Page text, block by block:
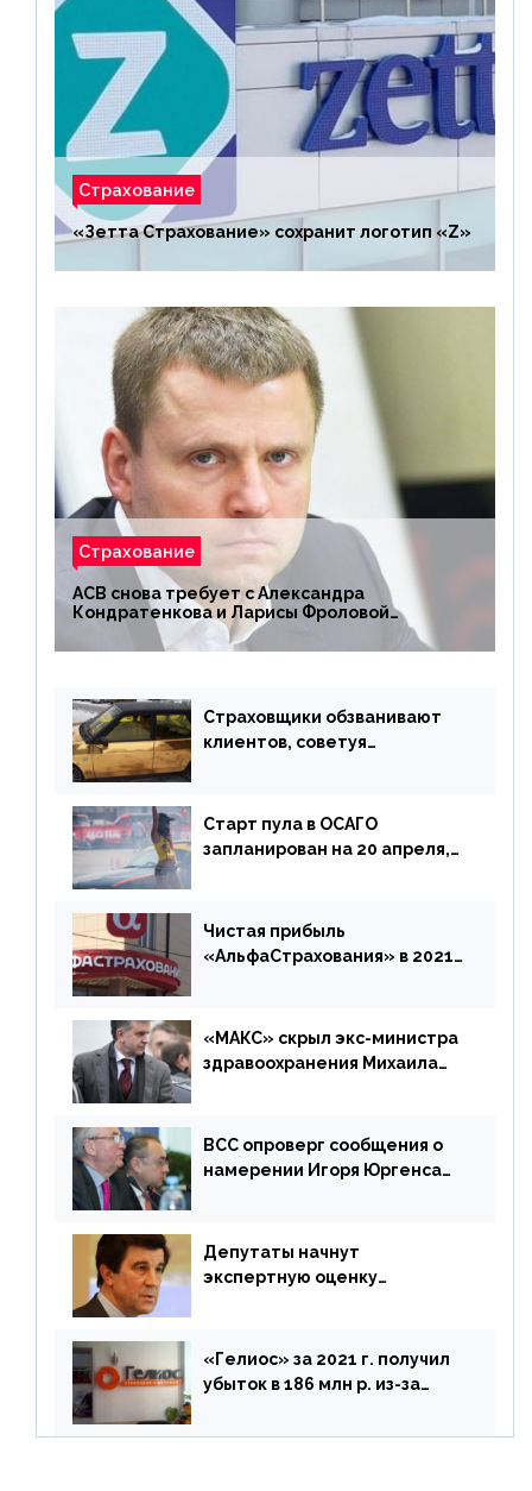
Страхование
«Зетта Страхование» сохранит логотип «Z»
Страхование
АСВ снова требует с Александра
Кондратенкова и Ларисы Фроловой
возмещения убытков на 1,5 млрд р.
Страховщики обзванивают
клиентов, советуя
Старт пула в ОСАГО
запланирован на 20 апреля,
дублировать [дополнено]
Чистая прибыль
«АльфаСтрахования» в 2021
«МАКС» скрыл экс-министра
здравоохранения Михаила
ВСС опроверг сообщения о
намерении Игоря Юргенса
Депутаты начнут
экспертную оценку
«Гелиос» за 2021 г. получил
убыток в 186 млн р. из-за
реализации недвижимости